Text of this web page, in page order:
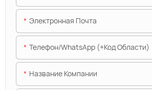
Электронная Почта
Телефон/WhatsApp (+код Области)
Название Компании